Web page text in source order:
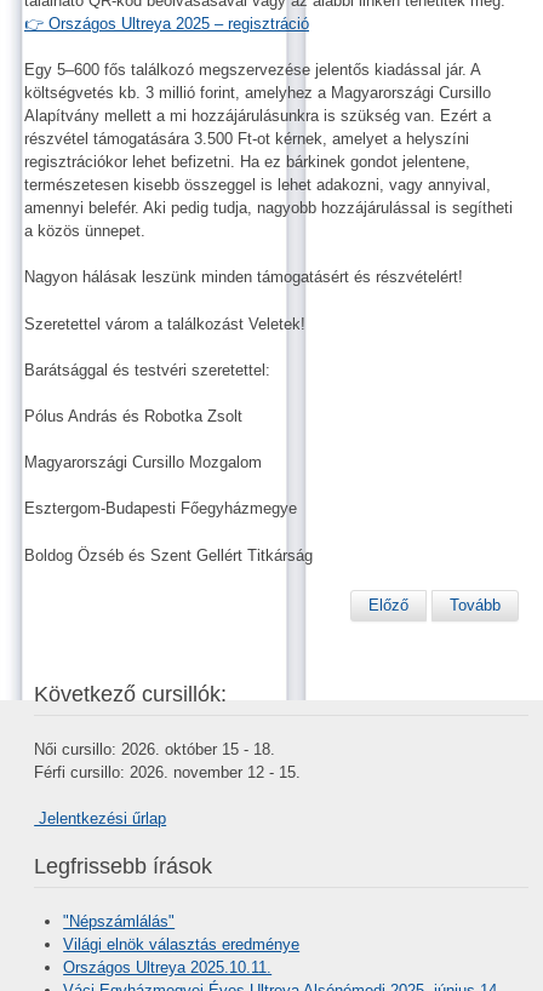
👉 Országos Ultreya 2025 – regisztráció
Egy 5–600 fős találkozó megszervezése jelentős kiadással jár. A
költségvetés kb. 3 millió forint, amelyhez a Magyarországi Cursillo
Alapítvány mellett a mi hozzájárulásunkra is szükség van. Ezért a
részvétel támogatására 3.500 Ft-ot kérnek, amelyet a helyszíni
regisztrációkor lehet befizetni. Ha ez bárkinek gondot jelentene,
természetesen kisebb összeggel is lehet adakozni, vagy annyival,
amennyi belefér. Aki pedig tudja, nagyobb hozzájárulással is segítheti
a közös ünnepet.
Nagyon hálásak leszünk minden támogatásért és részvételért!
Szeretettel várom a találkozást Veletek!
Barátsággal és testvéri szeretettel:
Pólus András és Robotka Zsolt
Magyarországi Cursillo Mozgalom
Esztergom-Budapesti Főegyházmegye
Boldog Özséb és Szent Gellért Titkárság
Előző Tovább
Következő cursillók:
Női cursillo: 2026. október 15 - 18.
Férfi cursillo: 2026. november 12 - 15.
Jelentkezési űrlap
Legfrissebb írások
"Népszámlálás"
Világi elnök választás eredménye
Országos Ultreya 2025.10.11.